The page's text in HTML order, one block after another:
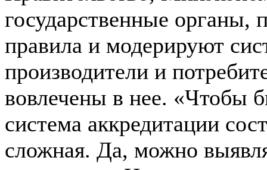
государственные органы,
правила и модерируют
производители и
вовлечены в нее. «Чтобы
система аккредитации
сложная. Да, можно